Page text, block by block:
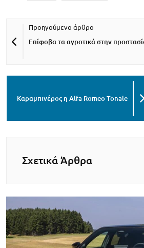
Επίφοβα τα αγροτικά στην
Καραμπινέρος η Alfa Romeo Tonale
Σχετικά Άρθρα